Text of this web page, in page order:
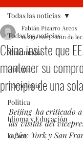
Todas las noticias
Multimedia
Cultura
Tecnología
Politica
Idioma y Educación
Latam
Todas las noticias
China insiste que
mantener su
principio de una
Fabián Pizarro Arcos
16 ago 20231 min de
Beijing  ha criticado
las visitas del
a New York y San